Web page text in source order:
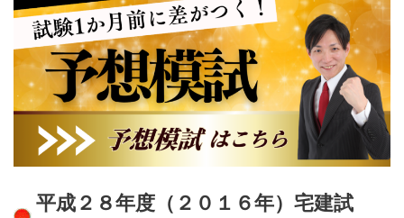
平成２８年度（２０１６年）宅建試